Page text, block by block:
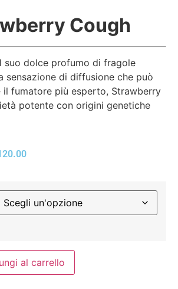
Cough
suo dolce profumo di fragole
sensazione di diffusione che può
il fumatore più esperto, Strawberry
potente con origini genetiche
al carrello